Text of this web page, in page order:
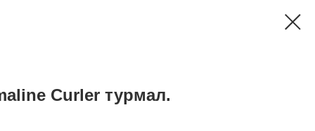
Curler турмал.